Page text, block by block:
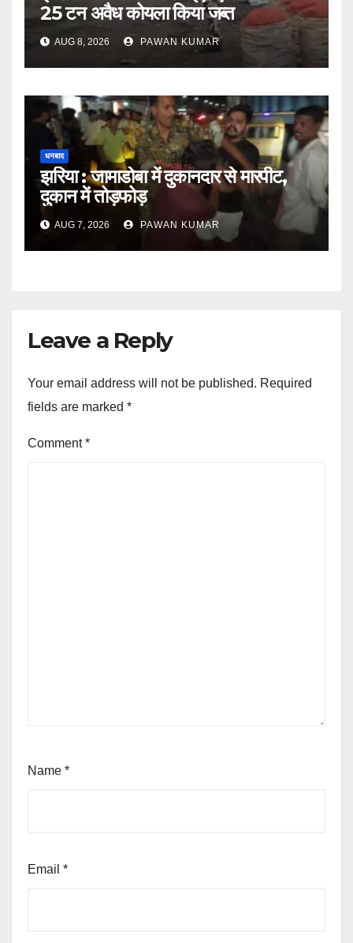
25 टन अवैध कोयला किया जब्त
AUG 8, 2026 PAWAN KUMAR
धनबाद
झरिया : जामाडोबा में दुकानदार से मारपीट,
दुकान में तोड़फोड़
AUG 7, 2026 PAWAN KUMAR
Leave a Reply
Your email address will not be published. Required
fields are marked *
Comment*
Name *
Email *